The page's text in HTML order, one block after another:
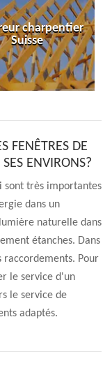
charpentier
Suisse
FENÊTRES DE
ENVIRONS?
sont très importantes
dans un
naturelle dans
étanches. Dans
raccordements. Pour
le service d'un
le service de
adaptés.